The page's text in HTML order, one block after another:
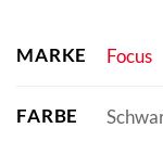
MARKE Focus
FARBE